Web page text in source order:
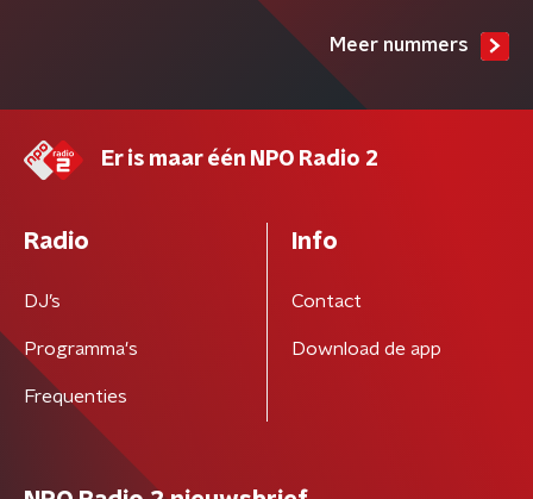
Meer nummers
Er is maar één NPO Radio 2
Radio
DJ’s
Programma's
Frequenties
Info
Contact
Download de app